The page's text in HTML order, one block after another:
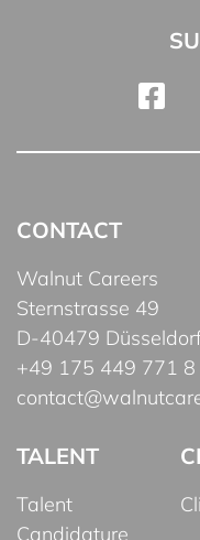
CONTACT
Walnut Careers
Sternstrasse 49
D-40479
+49 175 449 771 8
TALENT
Talent
Candidature